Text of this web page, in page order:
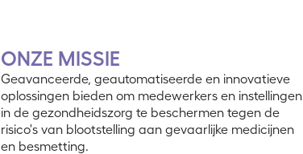
ONZE MISSIE
Geavanceerde, geautomatiseerde en innovatieve
oplossingen bieden om medewerkers en instellingen
in de gezondheidszorg te beschermen tegen de
risico's van blootstelling aan gevaarlijke medicijnen
en besmetting.